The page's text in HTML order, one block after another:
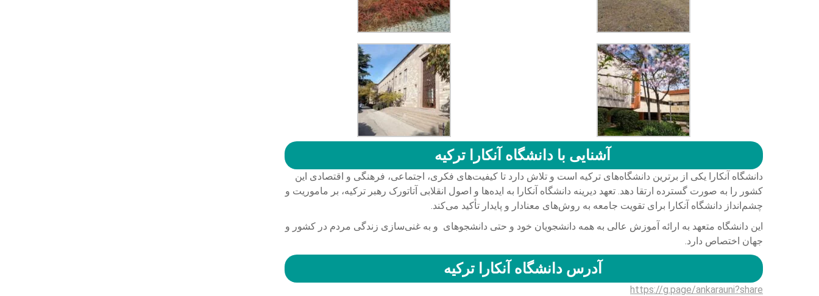
آشنایی با دانشگاه آنکارا ترکیه
دانشگاه آنکارا یکی از برترین دانشگاه‌های ترکیه است و تلاش دارد تا کیفیت‌های فکری، اجتماعی، فرهنگی و اقتصادی این
کشور را به صورت گسترده ارتقا دهد. تعهد دیرینه دانشگاه آنکارا به ایده‌ها و اصول انقلابی آتاتورک رهبر ترکیه، بر ماموریت و
چشم‌انداز دانشگاه آنکارا برای تقویت جامعه به روش‌های معنادار و پایدار تأکید می‌کند.
این دانشگاه متعهد به ارائه آموزش عالی به همه دانشجویان خود و حتی دانشجوهای و به غنی‌سازی زندگی مردم در کشور و
جهان اختصاص دارد.
آدرس دانشگاه آنکارا ترکیه
https://g.page/ankarauni?share